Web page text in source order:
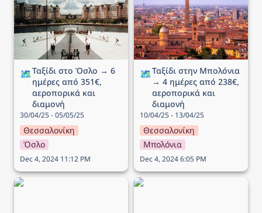
ημέρες από 351€,
αεροπορικά και διαμονή
🗺️Ταξίδι στο Όσλο → 6
ημέρες από 351€,
αεροπορικά και
διαμονή
30/04/25 - 05/05/25
Θεσσαλονίκη
Όσλο
Dec 4, 2024 11:12 PM
4 ημέρες από 238€,
αεροπορικά και διαμονή
🗺️Ταξίδι στην Μπολόνια
→ 4 ημέρες από 238€,
αεροπορικά και
διαμονή
10/04/25 - 13/04/25
Θεσσαλονίκη
Μπολόνια
Dec 4, 2024 6:05 PM
Ταξίδι στο Λονδίνο → 4
Ταξίδι στην Νάπολη → 5